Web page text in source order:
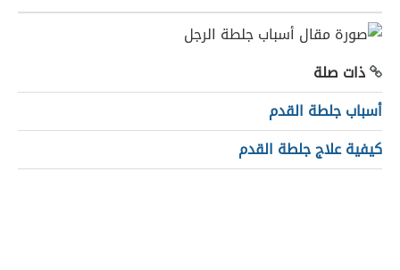
ذات صلة
أسباب جلطة القدم
كيفية علاج جلطة القدم